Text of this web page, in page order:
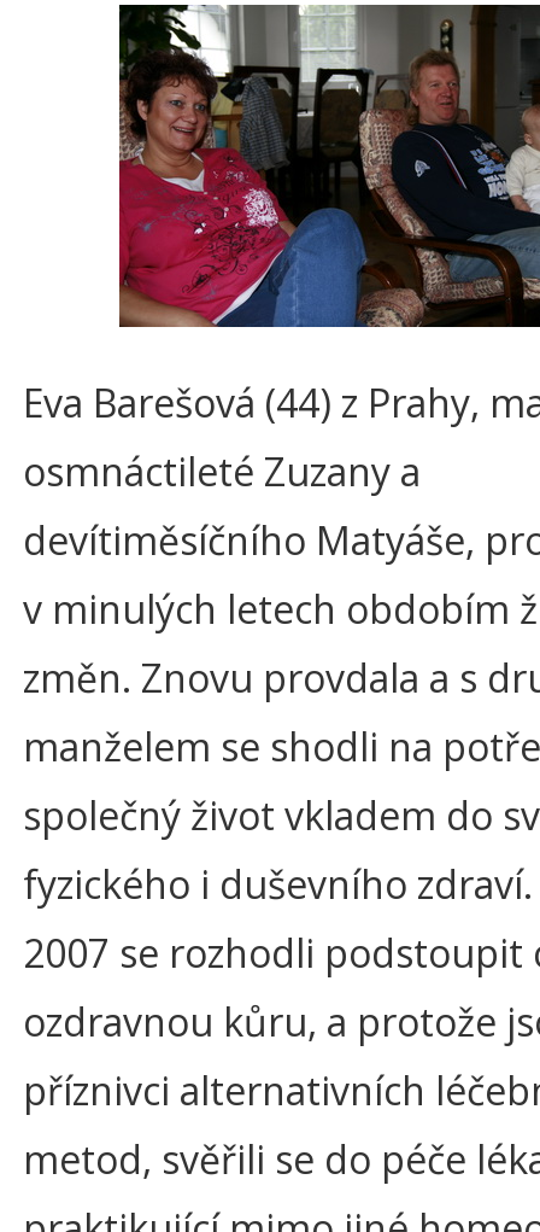
Eva Barešová (44) z Prahy,
osmnáctileté Zuzany a
devítiměsíčního Matyáše,
v minulých letech obdobím
změn. Znovu provdala a s
manželem se shodli na
společný život vkladem do
fyzického i duševního
2007 se rozhodli podstoupit
ozdravnou kůru, a protože
příznivci alternativních
metod, svěřili se do péče